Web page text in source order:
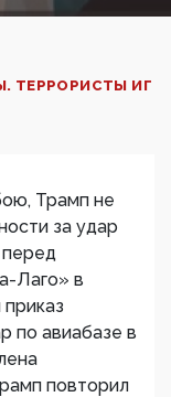
ТЕРРОРИСТЫ ИГ
Трамп не
за удар
перед
Лаго» в
по авиабазе в
повторил